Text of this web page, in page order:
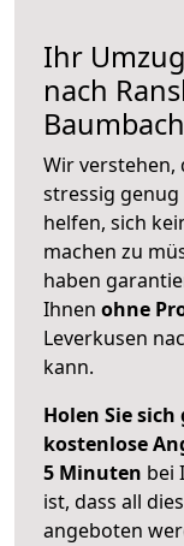
Ihr
nach
Baumbach
Wir verstehen,
stressig
helfen, sich
machen zu
haben
Ihnen ohne
Leverkusen
kann.
Holen Sie
kostenlose
5 Minuten bei
ist, dass all
angeboten